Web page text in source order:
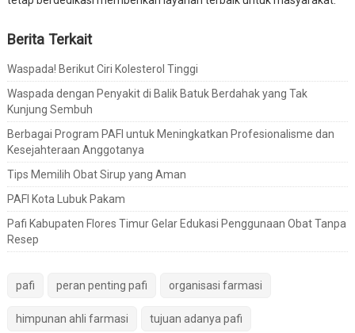
Berita Terkait
Waspada! Berikut Ciri Kolesterol Tinggi
Waspada dengan Penyakit di Balik Batuk Berdahak yang Tak
Kunjung Sembuh
Berbagai Program PAFI untuk Meningkatkan Profesionalisme dan
Kesejahteraan Anggotanya
Tips Memilih Obat Sirup yang Aman
PAFI Kota Lubuk Pakam
Pafi Kabupaten Flores Timur Gelar Edukasi Penggunaan Obat Tanpa
Resep
pafi peran penting pafi organisasi farmasi
himpunan ahli farmasi tujuan adanya pafi